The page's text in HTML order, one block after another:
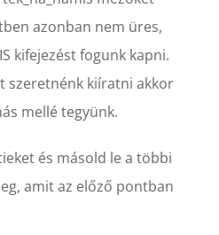
azonban nem üres,
kifejezést fogunk kapni.
szeretnénk kiíratni akkor
mellé tegyünk.
és másold le a többi
amit az előző pontban